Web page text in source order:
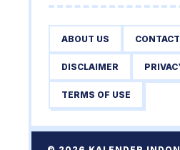
ABOUT US
DISCLAIMER
TERMS OF USE